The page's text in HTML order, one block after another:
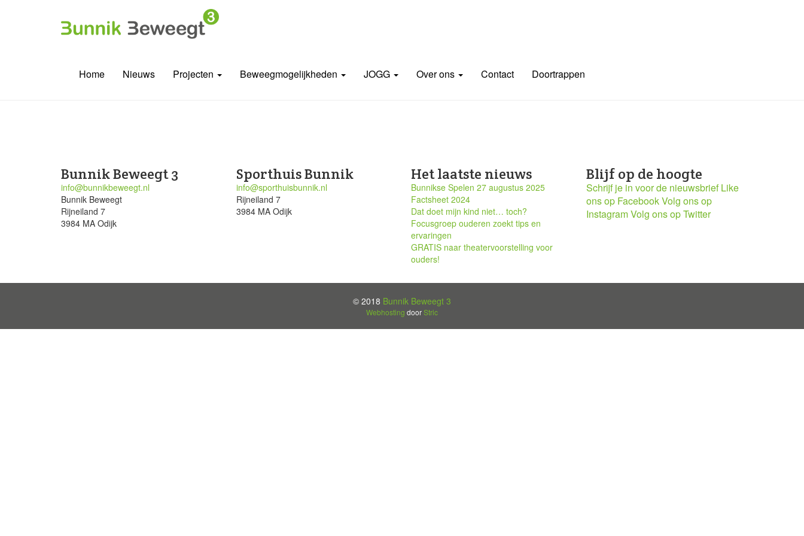
Home Nieuws Projecten Beweegmogelijkheden JOGG Over ons Contact Doortrappen
Bunnik Beweegt 3
info@bunnikbeweegt.nl
Bunnik Beweegt
Rijneiland 7
3984 MA Odijk
Sporthuis Bunnik
info@sporthuisbunnik.nl
Rijneiland 7
3984 MA Odijk
Het laatste nieuws
Bunnikse Spelen 27 augustus 2025
Factsheet 2024
Dat doet mijn kind niet… toch?
Focusgroep ouderen zoekt tips en
ervaringen
GRATIS naar theatervoorstelling voor
ouders!
Blijf op de hoogte
Schrijf je in voor de nieuwsbrief Like
ons op FacebookVolg ons op
InstagramVolg ons op Twitter
© 2018 Bunnik Beweegt 3
Webhosting doorStric